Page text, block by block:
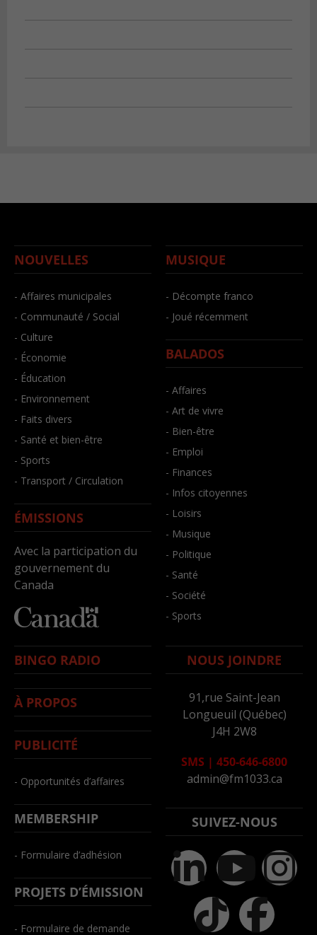
NOUVELLES
- Affaires municipales
- Communauté / Social
- Culture
- Économie
- Éducation
- Environnement
- Faits divers
- Santé et bien-être
- Sports
- Transport / Circulation
ÉMISSIONS
Avec la participation du
gouvernement du
Canada
MUSIQUE
- Décompte franco
- Joué récemment
BALADOS
- Affaires
- Art de vivre
- Bien-être
- Emploi
- Finances
- Infos citoyennes
- Loisirs
- Musique
- Politique
- Santé
- Société
- Sports
BINGO RADIO
À PROPOS
PUBLICITÉ
- Opportunités d’affaires
MEMBERSHIP
- Formulaire d’adhésion
PROJETS D’ÉMISSION
- Formulaire de demande
NOUS JOINDRE
91,rue Saint-Jean
Longueuil (Québec)
J4H 2W8
SMS | 450-646-6800
admin@fm1033.ca
SUIVEZ-NOUS